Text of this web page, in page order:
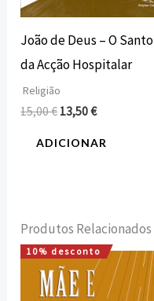
João de Deus – O Santo
da Acção Hospitalar
Religião
15,00€ 13,50€
ADICIONAR
Produtos Relacionados
10% desconto
O
preço
original
O
preço
atual